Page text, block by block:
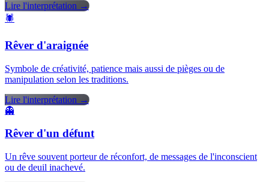
Lire l'interprétation →
🕷️
Rêver d'araignée
Symbole de créativité, patience mais aussi de pièges ou de
manipulation selon les traditions.
Lire l'interprétation →
👻
Rêver d'un défunt
Un rêve souvent porteur de réconfort, de messages de l'inconscient
ou de deuil inachevé.